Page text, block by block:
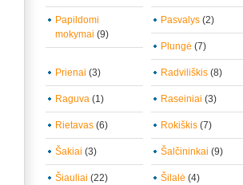
Papildomi
mokymai (9)
Pasvalys (2)
Plungė (7)
Prienai (3) Radviliškis (8)
Raguva (1) Raseiniai (3)
Rietavas (6) Rokiškis (7)
Šakiai (3) Šalčininkai (9)
Šiauliai (22) Šilalė (4)